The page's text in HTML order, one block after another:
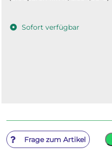
Sofort verfügbar
Frage zum Artikel